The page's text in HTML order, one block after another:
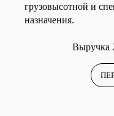
грузовысотной и
назначения.
Выручка